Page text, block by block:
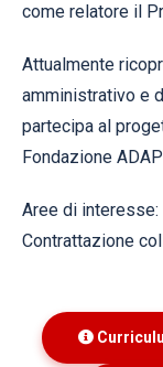
come relatore il
Attualmente
amministrativo e
partecipa al
Fondazione
Aree di
Contrattazione